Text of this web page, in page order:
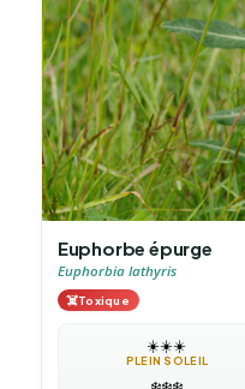
Euphorbe épurge
Euphorbia lathyris
☠️Toxique
☀️☀️☀️
PLEIN SOLEIL